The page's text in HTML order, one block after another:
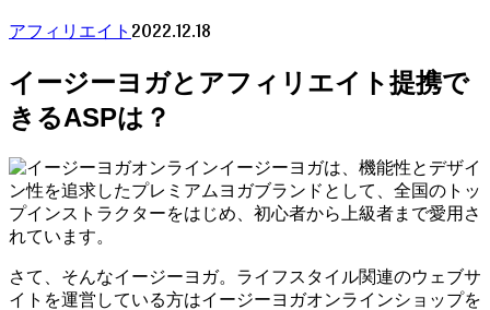
アフィリエイト 2022.12.18
イージーヨガとアフィリエイト提携で
きるASPは？
イージーヨガは、機能性とデザイ
ン性を追求したプレミアムヨガブランドとして、全国のトッ
プインストラクターをはじめ、初心者から上級者まで愛用さ
れています。
さて、そんなイージーヨガ。ライフスタイル関連のウェブサ
イトを運営している方はイージーヨガオンラインショップを